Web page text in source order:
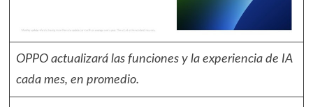
OPPO actualizará las funciones y la experiencia de IA
cada mes, en promedio.